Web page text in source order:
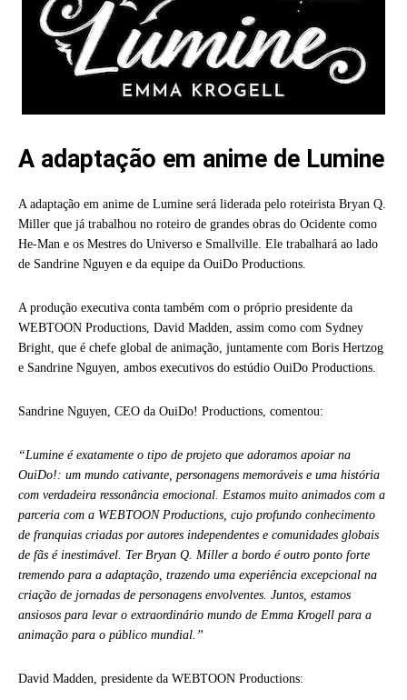
A adaptação em anime de Lumine
A adaptação em anime de Lumine será liderada pelo roteirista Bryan Q.
Miller que já trabalhou no roteiro de grandes obras do Ocidente como
He-Man e os Mestres do Universo e Smallville. Ele trabalhará ao lado
de Sandrine Nguyen e da equipe da OuiDo Productions.
A produção executiva conta também com o próprio presidente da
WEBTOON Productions, David Madden, assim como com Sydney
Bright, que é chefe global de animação, juntamente com Boris Hertzog
e Sandrine Nguyen, ambos executivos do estúdio OuiDo Productions.
Sandrine Nguyen, CEO da OuiDo! Productions, comentou:
“Lumine é exatamente o tipo de projeto que adoramos apoiar na
OuiDo!: um mundo cativante, personagens memoráveis ​​e uma história
com verdadeira ressonância emocional. Estamos muito animados com a
parceria com a WEBTOON Productions, cujo profundo conhecimento
de franquias criadas por autores independentes e comunidades globais
de fãs é inestimável. Ter Bryan Q. Miller a bordo é outro ponto forte
tremendo para a adaptação, trazendo uma experiência excepcional na
criação de jornadas de personagens envolventes. Juntos, estamos
ansiosos para levar o extraordinário mundo de Emma Krogell para a
animação para o público mundial.”
David Madden, presidente da WEBTOON Productions: